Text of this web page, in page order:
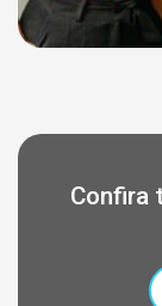
Confira